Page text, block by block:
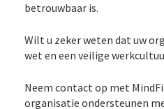
betrouwbaar is.
Wilt u zeker weten dat uw
wet en een veilige
Neem contact op met
organisatie ondersteunen